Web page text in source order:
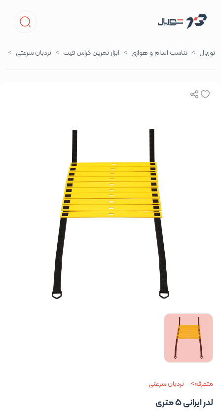
توربال تناسب اندام و هوازی ابزار تمرین کراس فیت نردبان سرعتی
متفرقه نردبان سرعتی
لدر ایرانی 5 متری